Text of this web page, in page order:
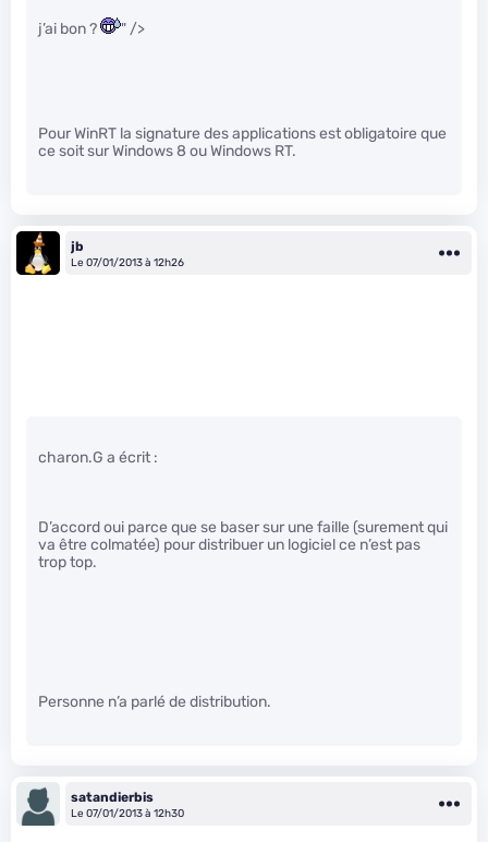
j’ai bon ? " />
Pour WinRT la signature des applications est obligatoire que
ce soit sur Windows 8 ou Windows RT.
jb
Le 07/01/2013 à 12h26
charon.G a écrit :
D’accord oui parce que se baser sur une faille (surement qui
va être colmatée) pour distribuer un logiciel ce n’est pas
trop top.
Personne n’a parlé de distribution.
satandierbis
Le 07/01/2013 à 12h30